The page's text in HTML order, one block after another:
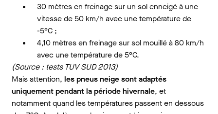
30 mètres en freinage sur un sol enneigé à une
vitesse de 50 km/h avec une température de
-5°C ;
4,10 mètres en freinage sur sol mouillé à 80 km/h
avec une température de 5°C.
(Source : tests TUV SUD 2013)
Mais attention, les pneus neige sont adaptés
uniquement pendant la période hivernale, et
notamment quand les températures passent en dessous